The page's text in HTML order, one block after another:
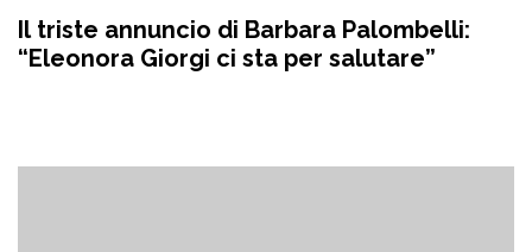
Il triste annuncio di Barbara Palombelli:
“Eleonora Giorgi ci sta per salutare”